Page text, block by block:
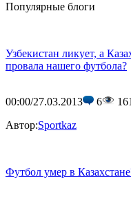
Популярные блоги
Узбекистан ликует, а
провала нашего футбола?
00:00/27.03.2013 6
Автор:Sportkaz
Футбол умер в